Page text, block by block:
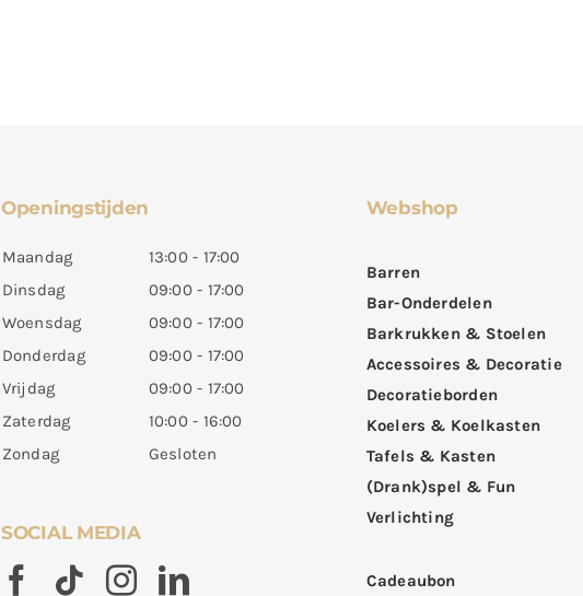
Openingstijden
Maandag
13:00 - 17:00
Dinsdag
09:00 - 17:00
Woensdag
09:00 - 17:00
Donderdag
09:00 - 17:00
Vrijdag
09:00 - 17:00
Zaterdag
10:00 - 16:00
Zondag
Gesloten
SOCIAL MEDIA
Webshop
Barren
Bar-Onderdelen
Barkrukken & Stoelen
Accessoires & Decoratie
Decoratieborden
Koelers & Koelkasten
Tafels & Kasten
(Drank)spel & Fun
Verlichting
Cadeaubon